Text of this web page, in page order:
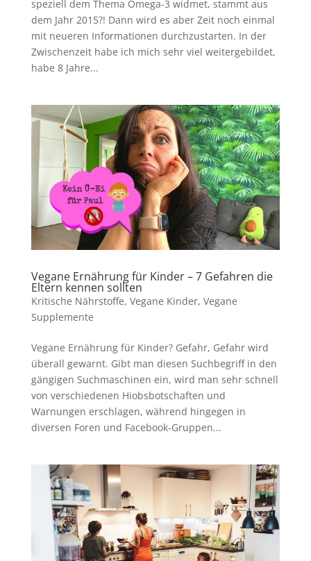
speziell dem Thema Omega-3 widmet, stammt aus
dem Jahr 2015?! Dann wird es aber Zeit noch einmal
mit neueren Informationen durchzustarten. In der
Zwischenzeit habe ich mich sehr viel weitergebildet,
habe 8 Jahre...
Vegane Ernährung für Kinder – 7 Gefahren die
Eltern kennen sollten
Kritische Nährstoffe, Vegane Kinder, Vegane
Supplemente
Vegane Ernährung für Kinder? Gefahr, Gefahr wird
überall gewarnt. Gibt man diesen Suchbegriff in den
gängigen Suchmaschinen ein, wird man sehr schnell
von verschiedenen Hiobsbotschaften und
Warnungen erschlagen, während hingegen in
diversen Foren und Facebook-Gruppen...